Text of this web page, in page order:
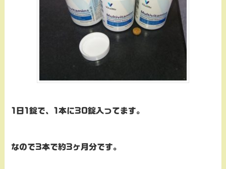
1日1錠で、1本に30錠入ってます。
なので3本で約3ヶ月分です。